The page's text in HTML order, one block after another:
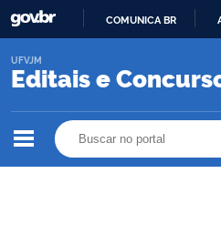
O
COMUNICA BR
Editais e
UFVJM